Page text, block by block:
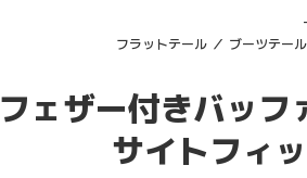
フラットテール ／ ブーツテー
フェザー付きバッフ
サイトフィ